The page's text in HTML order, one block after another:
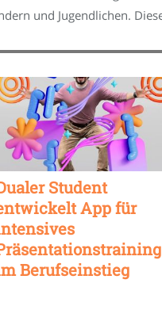
und Jugendlichen.
Student
App für
Berufseinstieg